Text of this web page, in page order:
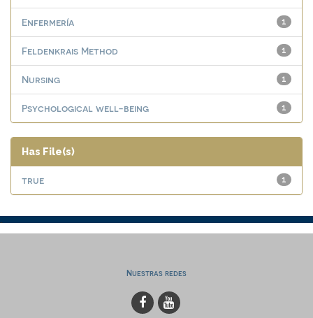
1
Enfermería
1
Feldenkrais Method
1
Nursing
1
Psychological well-being
Has File(s)
1
true
Nuestras redes